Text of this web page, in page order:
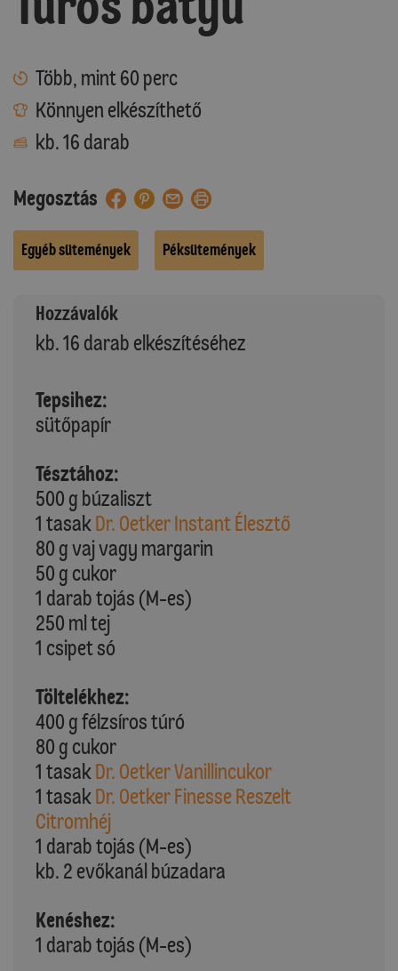
Több, mint 60 perc
Könnyen elkészíthető
kb. 16 darab
Megosztás
Egyéb sütemények Péksütemények
Hozzávalók
kb. 16 darab elkészítéséhez
Tepsihez:
sütőpapír
Tésztához:
500 g búzaliszt
1 tasak Dr. Oetker Instant Élesztő
80 g vaj vagy margarin
50 g cukor
1 darab tojás (M-es)
250 ml tej
1 csipet só
Töltelékhez:
400 g félzsíros túró
80 g cukor
1 tasak Dr. Oetker Vanillincukor
1 tasak Dr. Oetker Finesse Reszelt
Citromhéj
1 darab tojás (M-es)
kb. 2 evőkanál búzadara
Kenéshez:
1 darab tojás (M-es)